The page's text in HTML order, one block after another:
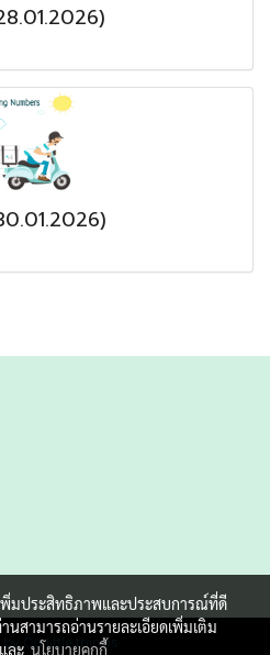
Qd little things
พิ่มประสิทธิภาพและประสบการณ์ที่ดี
นสามารถอ่านรายละเอียดเพิ่มเติม
และ นโยบายคุกกี้